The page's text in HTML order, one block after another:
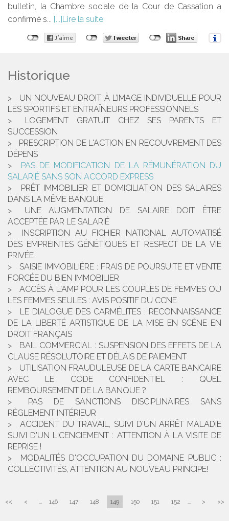
bulletin, la Chambre sociale de la Cour de Cassation a
confirmé s...
Lire la suite
Historique
UN NOUVEAU DROIT À L’IMAGE INDIVIDUELLE POUR
LES SPORTIFS ET ENTRAÎNEURS PROFESSIONNELS
LOGEMENT GRATUIT CHEZ SES PARENTS ET
SUCCESSION
PRESCRIPTION DE L'ACTION EN RECOUVREMENT DES
DÉPENS
PAS DE MODIFICATION DE LA RÉMUNÉRATION DU
SALARIÉ SANS SON ACCORD EXPRESS
PRÊT IMMOBILIER ET DOMICILIATION DES SALAIRES
DANS LA MÊME BANQUE
UNE AUGMENTATION DE SALAIRE DOIT ÊTRE
ACCEPTÉE PAR LE SALARIÉ
INSCRIPTION AU FICHIER NATIONAL AUTOMATISÉ
DES EMPREINTES GÉNÉTIQUES ET RESPECT DE LA VIE
PRIVÉE
SAISIE IMMOBILIÈRE : FRAIS DE POURSUITE ET VENTE
FORCÉE DU BIEN IMMOBILIER
ACCÈS À L'AMP POUR LES COUPLES DE FEMMES OU
LES FEMMES SEULES : AVIS POSITIF DU CCNE
LE DIALOGUE DES CARMÉLITES : RECONNAISSANCE
DE LA LIBERTÉ ARTISTIQUE DE LA MISE EN SCÈNE EN
DROIT FRANÇAIS
BAIL COMMERCIAL : SUSPENSION DES EFFETS DE LA
CLAUSE RÉSOLUTOIRE ET DÉLAIS DE PAIEMENT
UTILISATION FRAUDULEUSE DE LA CARTE BANCAIRE
AVEC LE CODE CONFIDENTIEL : QUEL
REMBOURSEMENT DE LA BANQUE ?
PAS DE SANCTIONS DISCIPLINAIRES SANS
RÈGLEMENT INTÉRIEUR
ACCIDENT DU TRAVAIL, SUIVI D'UN ARRÊT MALADIE
SUIVI D'UN LICENCIEMENT : ATTENTION À LA VISITE DE
REPRISE !
MODALITÉS D'OCCUPATION DU DOMAINE PUBLIC :
COLLECTIVITÉS, ATTENTION AU NOUVEAU PRINCIPE!
<< < ... 146 147 148 149 150 151 152 ... > >>